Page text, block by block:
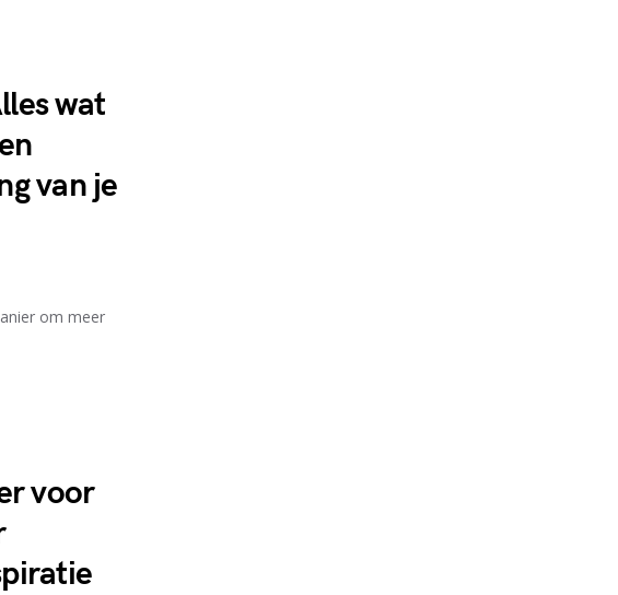
wat
van je
om meer
voor